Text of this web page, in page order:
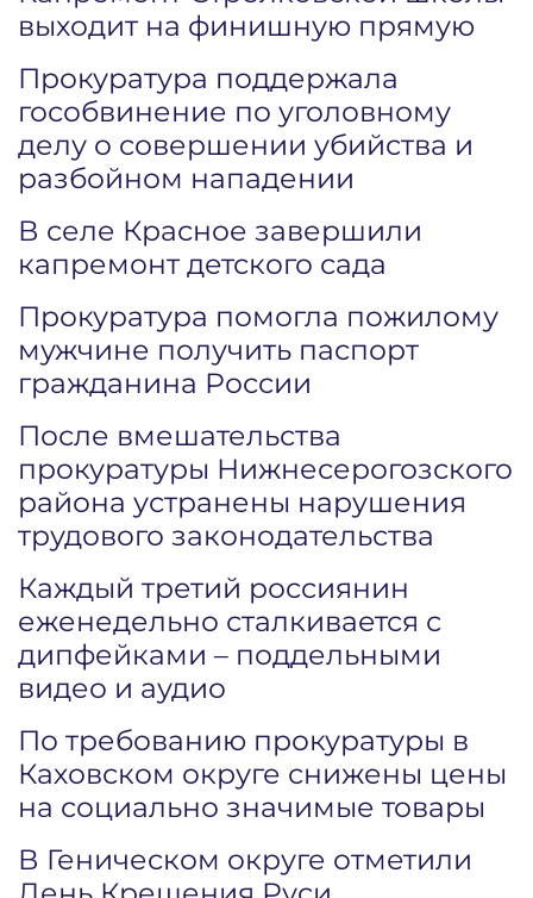
выходит на финишную прямую
Прокуратура поддержала
гособвинение по уголовному
делу о совершении убийства и
разбойном нападении
В селе Красное завершили
капремонт детского сада
Прокуратура помогла пожилому
мужчине получить паспорт
гражданина России
После вмешательства
прокуратуры Нижнесерогозского
района устранены нарушения
трудового законодательства
Каждый третий россиянин
еженедельно сталкивается с
дипфейками – поддельными
видео и аудио
По требованию прокуратуры в
Каховском округе снижены цены
на социально значимые товары
В Геническом округе отметили